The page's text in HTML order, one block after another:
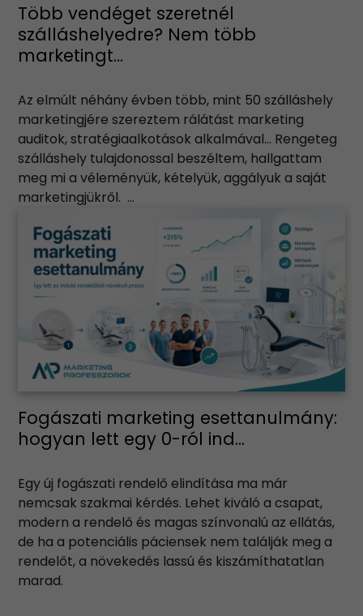
Több vendéget szeretnél
szálláshelyedre? Nem több
marketingt...
Az elmúlt néhány évben több, mint 50 szálláshely
marketingjére szereztem rálátást marketing
auditok, stratégiaalkotások alkalmával… Rengeteg
szálláshely tulajdonossal beszéltem, hallgattam
meg mi a véleményük, kételyük, aggályuk a saját
marketingjükről. ...
Fogászati marketing esettanulmány:
hogyan lett egy 0-ról ind...
Egy új fogászati rendelő elindítása ma már
nemcsak szakmai kérdés. Lehet kiváló a csapat,
modern a rendelő és magas színvonalú az ellátás,
de ha a potenciális páciensek nem találják meg a
rendelőt, a növekedés lassú és kiszámíthatatlan
marad.